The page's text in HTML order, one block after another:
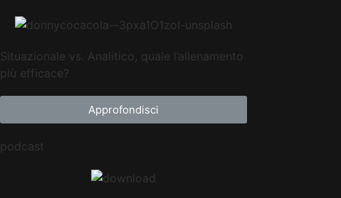
Situazionale vs. Analitico, quale l’allenamento
più efficace?
Approfondisci
podcast